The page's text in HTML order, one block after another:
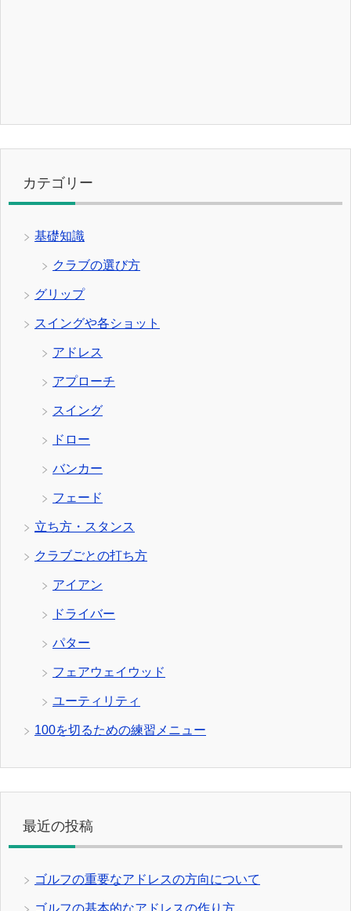
カテゴリー
基礎知識
クラブの選び方
グリップ
スイングや各ショット
アドレス
アプローチ
スイング
ドロー
バンカー
フェード
立ち方・スタンス
クラブごとの打ち方
アイアン
ドライバー
パター
フェアウェイウッド
ユーティリティ
100を切るための練習メニュー
最近の投稿
ゴルフの重要なアドレスの方向について